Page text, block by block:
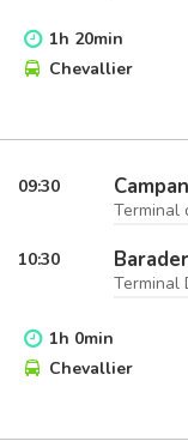
1h 20min
Chevallier
09:30
Terminal
10:30
Terminal
1h 0min
Chevallier